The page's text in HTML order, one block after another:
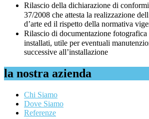
Rilascio della dichiarazione di
37/2008 che attesta la realizzazione
d’arte ed il rispetto della normativa
Rilascio di documentazione
installati, utile per eventuali
successive all’installazione
la nostra azienda
Chi Siamo
Dove Siamo
Referenze